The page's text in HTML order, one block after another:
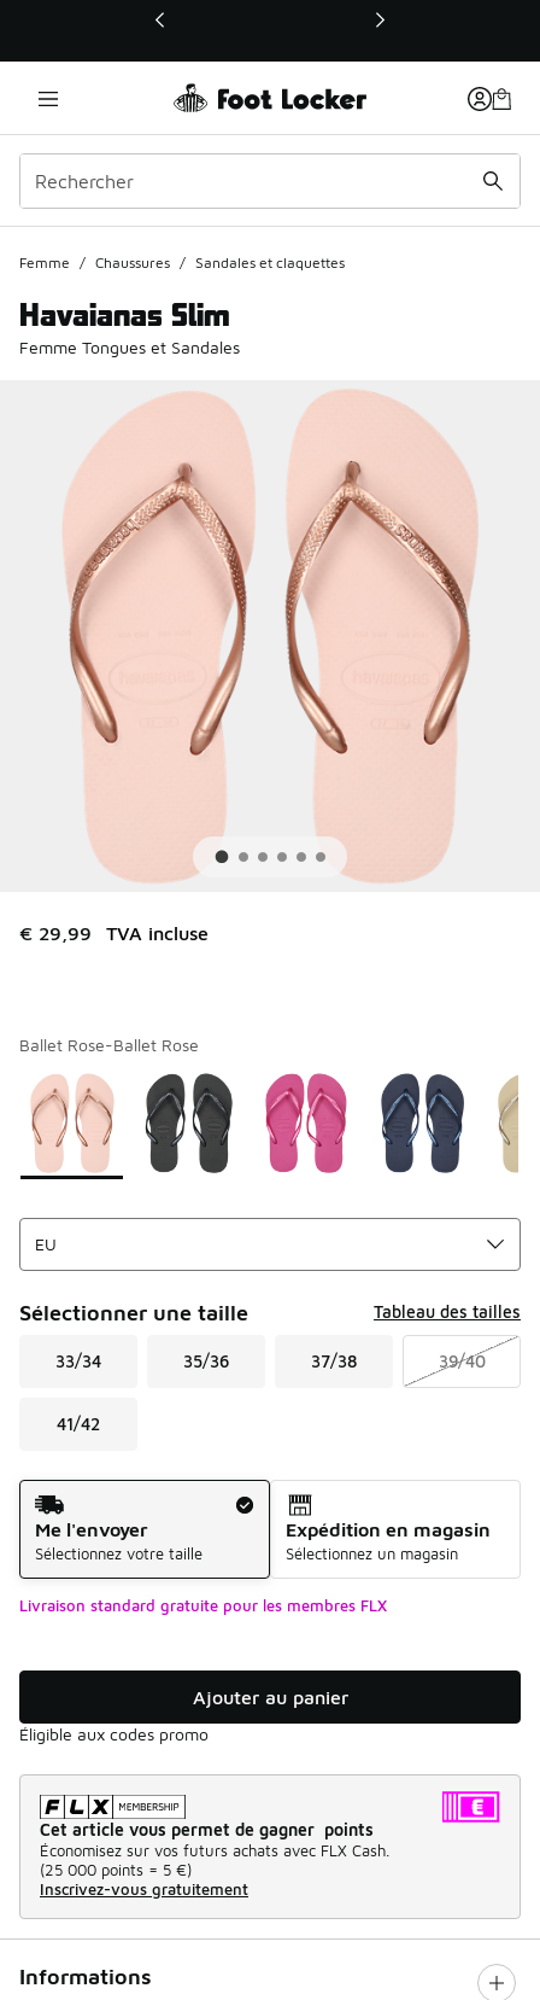
Ce lien ouvrira une nouvelle fenêtre
Femme / Chaussures / Sandales et claquettes
Havaianas Slim
Femme Tongues et Sandales
€ 29,99 TVA incluse
Ballet Rose-Ballet Rose
Page 1 sur 1 affichant 1 à 6 des 6 couleurs.
Merci de sélectionner un style*
Sélectionner une taille Tableau des tailles
33/34 35/36 37/38 39/40
41/42
Mode d'expédition
Me l'envoyer
Sélectionnez votre taille
Expédition en magasin
Sélectionnez un magasin
Livraison standard gratuite pour les membres FLX
Ajouter au panier
Éligible aux codes promo
Cet article vous permet de gagner points
Économisez sur vos futurs achats avec FLX Cash.
(25 000 points = 5 €)
Inscrivez-vous gratuitement
Informations